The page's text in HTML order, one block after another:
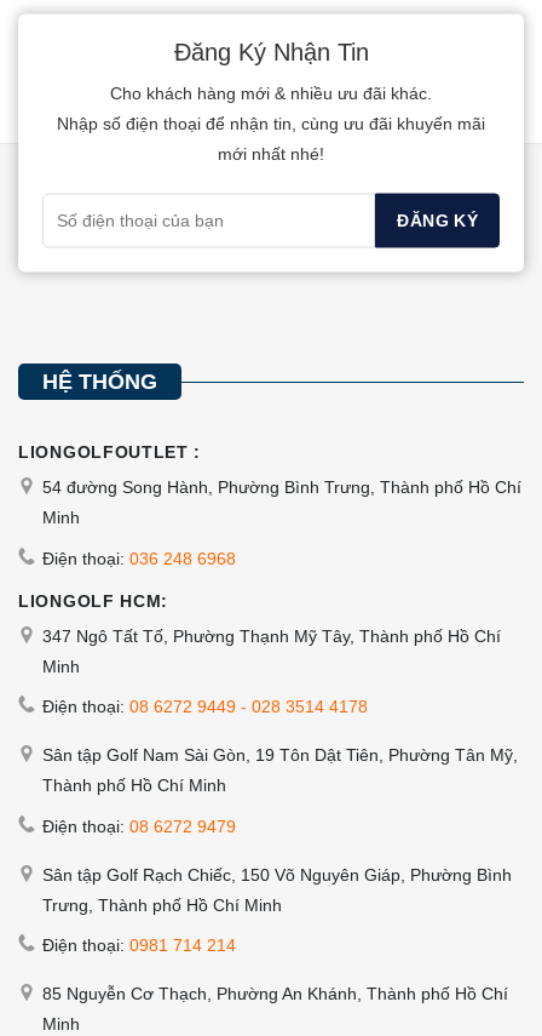
Đăng Ký Nhận Tin
Cho khách hàng mới & nhiều ưu đãi khác.
Nhập số điện thoại để nhận tin, cùng ưu đãi khuyến mãi
mới nhất nhé!
HỆ THỐNG
LIONGOLFOUTLET :
54 đường Song Hành, Phường Bình Trưng, Thành phố Hồ Chí
Minh
Điện thoại: 036 248 6968
LIONGOLF HCM:
347 Ngô Tất Tố, Phường Thạnh Mỹ Tây, Thành phố Hồ Chí
Minh
Điện thoại: 08 6272 9449 - 028 3514 4178
Sân tập Golf Nam Sài Gòn, 19 Tôn Dật Tiên, Phường Tân Mỹ,
Thành phố Hồ Chí Minh
Điện thoại: 08 6272 9479
Sân tập Golf Rạch Chiếc, 150 Võ Nguyên Giáp, Phường Bình
Trưng, Thành phố Hồ Chí Minh
Điện thoại: 0981 714 214
85 Nguyễn Cơ Thạch, Phường An Khánh, Thành phố Hồ Chí
Minh